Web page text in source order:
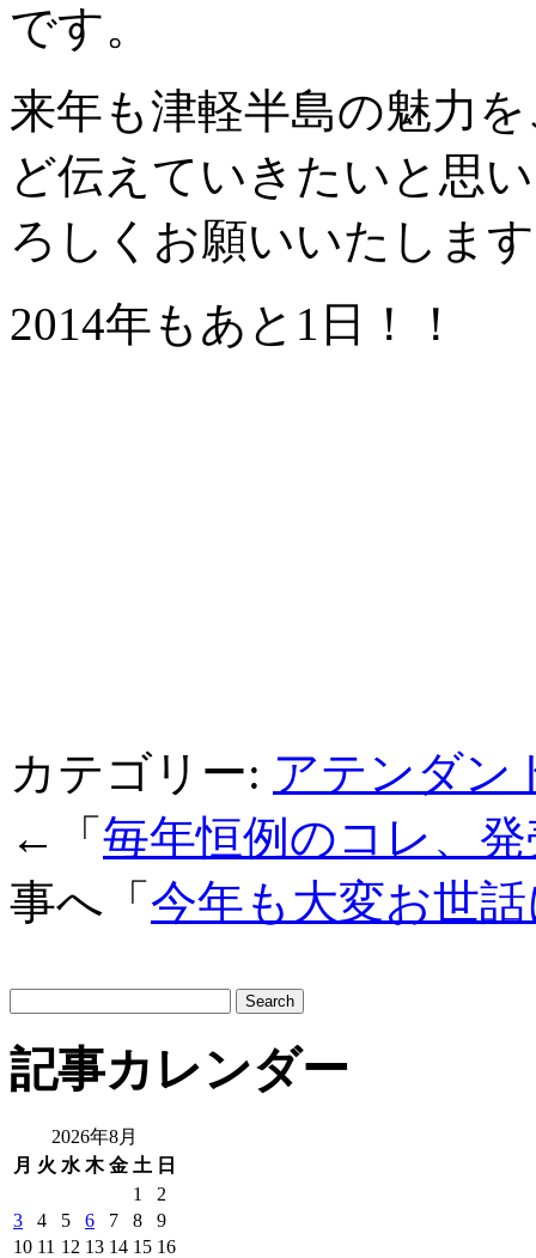
です。
来年も津軽半島の魅力
ど伝えていきたいと思
ろしくお願いいたしま
2014年もあと1日！！
カテゴリー: アテンダン
←「 毎年恒例のコレ、
事へ「 今年も大変お世
ト
内
検
記事カレンダー
2026年8月
月 火 水 木 金 土 日
1
2
3
4 5 6 7 8
9
10 11 12 13 14 15 16